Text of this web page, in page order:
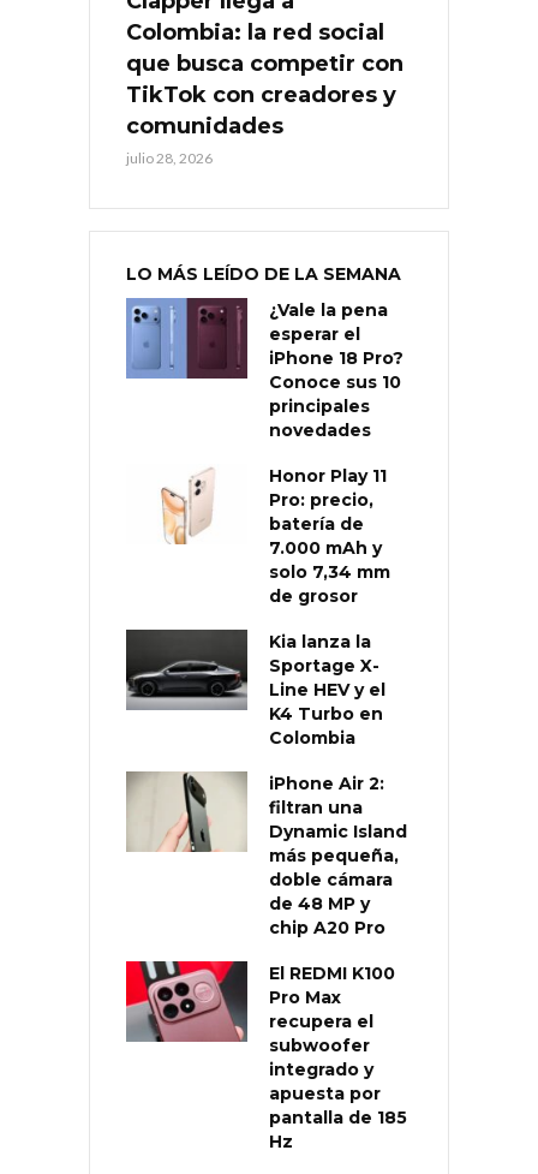
Colombia: la red social
que busca competir con
TikTok con creadores y
comunidades
julio 28, 2026
LO MÁS LEÍDO DE LA SEMANA
¿Vale la pena
esperar el
iPhone 18 Pro?
Conoce sus 10
principales
novedades
Honor Play 11
Pro: precio,
batería de
7.000 mAh y
solo 7,34 mm
de grosor
Kia lanza la
Sportage X-
Line HEV y el
K4 Turbo en
Colombia
iPhone Air 2:
filtran una
Dynamic Island
más pequeña,
doble cámara
de 48 MP y
chip A20 Pro
El REDMI K100
Pro Max
recupera el
subwoofer
integrado y
apuesta por
pantalla de 185
Hz